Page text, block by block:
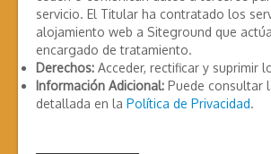
servicio. El Titular ha contratado los
alojamiento web a Siteground que
encargado de tratamiento.
Derechos: Acceder, rectificar y suprimir
Información Adicional: Puede consultar
detallada en la Política de Privacidad.